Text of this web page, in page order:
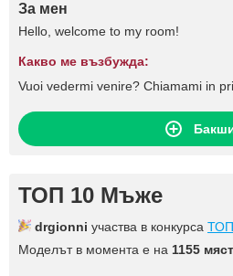
За мен
Hello, welcome to my room!
Какво ме възбужда:
Vuoi vedermi venire? Chiamami in
ТОП 10 Мъже
drgionni участва в конкурса
Моделът в момента е на 1155